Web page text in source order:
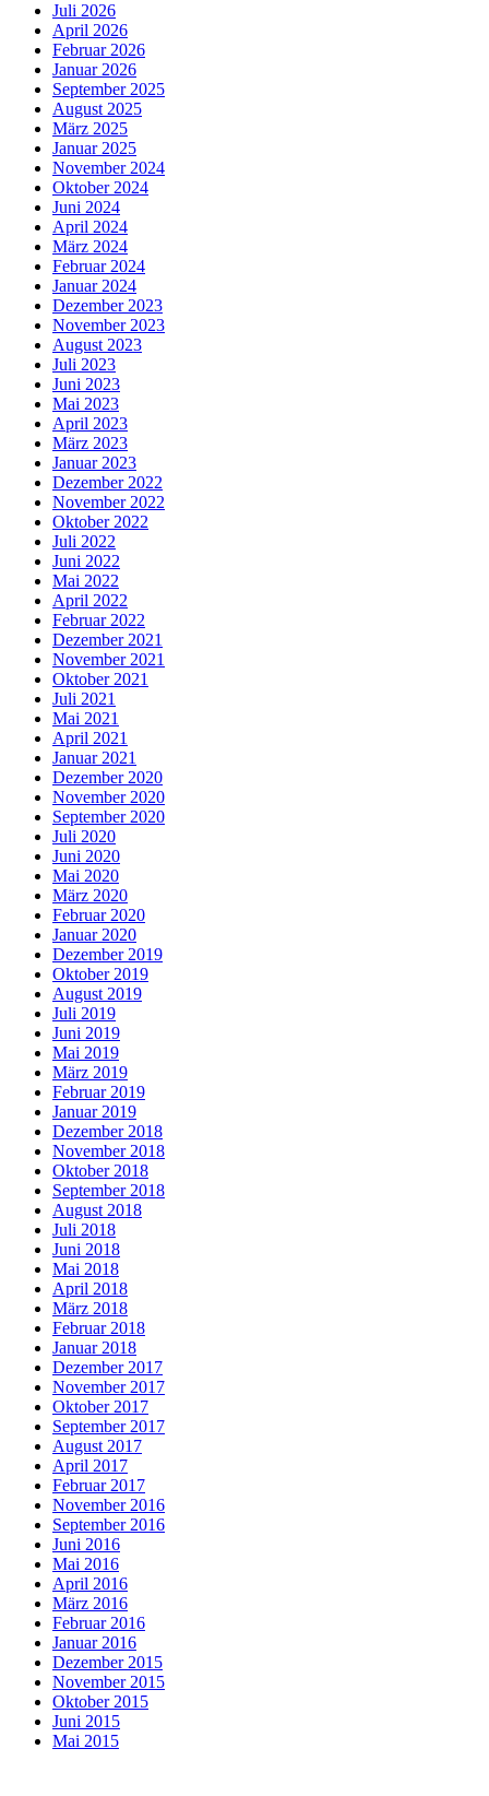
Juli 2026
April 2026
Februar 2026
Januar 2026
September 2025
August 2025
März 2025
Januar 2025
November 2024
Oktober 2024
Juni 2024
April 2024
März 2024
Februar 2024
Januar 2024
Dezember 2023
November 2023
August 2023
Juli 2023
Juni 2023
Mai 2023
April 2023
März 2023
Januar 2023
Dezember 2022
November 2022
Oktober 2022
Juli 2022
Juni 2022
Mai 2022
April 2022
Februar 2022
Dezember 2021
November 2021
Oktober 2021
Juli 2021
Mai 2021
April 2021
Januar 2021
Dezember 2020
November 2020
September 2020
Juli 2020
Juni 2020
Mai 2020
März 2020
Februar 2020
Januar 2020
Dezember 2019
Oktober 2019
August 2019
Juli 2019
Juni 2019
Mai 2019
März 2019
Februar 2019
Januar 2019
Dezember 2018
November 2018
Oktober 2018
September 2018
August 2018
Juli 2018
Juni 2018
Mai 2018
April 2018
März 2018
Februar 2018
Januar 2018
Dezember 2017
November 2017
Oktober 2017
September 2017
August 2017
April 2017
Februar 2017
November 2016
September 2016
Juni 2016
Mai 2016
April 2016
März 2016
Februar 2016
Januar 2016
Dezember 2015
November 2015
Oktober 2015
Juni 2015
Mai 2015